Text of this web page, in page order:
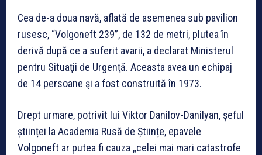
Cea de-a doua navă, aflată de asemenea sub pavilion
rusesc, “Volgoneft 239”, de 132 de metri, plutea în
derivă după ce a suferit avarii, a declarat Ministerul
pentru Situaţii de Urgenţă. Aceasta avea un echipaj
de 14 persoane şi a fost construită în 1973.
Drept urmare, potrivit lui Viktor Danilov-Danilyan, șeful
științei la Academia Rusă de Științe, epavele
Volgoneft ar putea fi cauza „celei mai mari catastrofe